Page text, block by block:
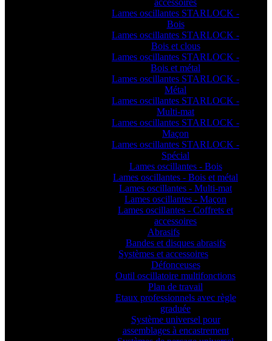
accessoires
Lames oscillantes STARLOCK -
Bois
Lames oscillantes STARLOCK -
Bois et clous
Lames oscillantes STARLOCK -
Bois et métal
Lames oscillantes STARLOCK -
Métal
Lames oscillantes STARLOCK -
Multi-mat
Lames oscillantes STARLOCK -
Maçon
Lames oscillantes STARLOCK -
Spécial
Lames oscillantes - Bois
Lames oscillantes - Bois et métal
Lames oscillantes - Multi-mat
Lames oscillantes - Maçon
Lames oscillantes - Coffrets et
accessoires
Abrasifs
Bandes et disques abrasifs
Systèmes et accessoires
Défonceuses
Outil oscillatoire multifonctions
Plan de travail
Etaux professionnels avec règle
graduée
Système universel pour
assemblages à encastrement